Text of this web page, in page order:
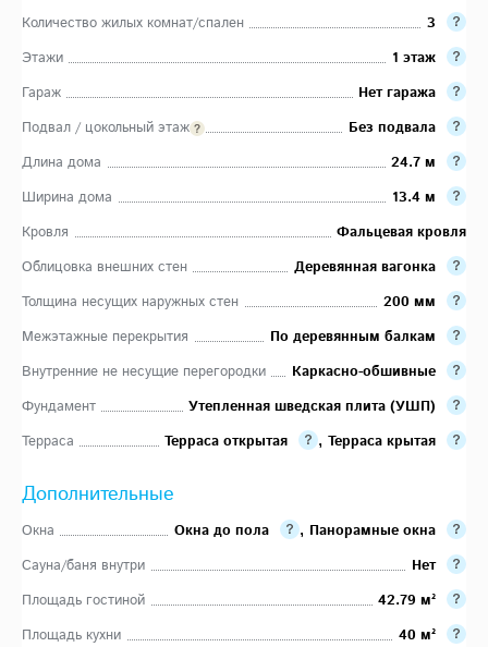
Количество жилых комнат/спален
3
Этажи
1 этаж
Гараж
Нет гаража
Подвал / цокольный этаж
Без подвала
Длина дома
24.7 м
Ширина дома
13.4 м
Кровля
Фальцевая кровля
Облицовка внешних стен
Деревянная вагонка
Толщина несущих наружных стен
200 мм
Межэтажные перекрытия
По деревянным балкам
Внутренние не несущие перегородки
Каркасно-обшивные
Фундамент
Утепленная шведская плита (УШП)
Терраса
Терраса открытая , Терраса крытая
Дополнительные
Окна Окна до пола , Панорамные окна
Сауна/баня внутри
Нет
Площадь гостиной
42.79 м²
Площадь кухни
40 м²